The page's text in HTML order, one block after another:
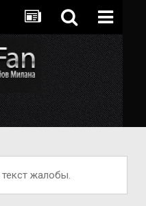
жалобы.